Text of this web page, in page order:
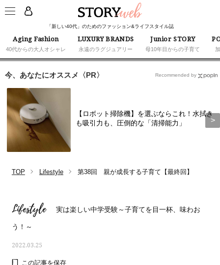
「新しい40代」のためのファッション&ライフスタイル誌
Aging Fashion
40代からの大人オシャレ
LUXURY BRANDS
永遠のラグジュアリー
Junior STORY
母10年目からの子育て
今、あなたにオススメ〈PR〉
【ロボット掃除機】を選ぶならこれ！水拭き
も吸引力も、圧倒的な「清掃能力」
Recommended by
TOP Lifestyle 第38回 親が成長する子育て【最終回】
Lifestyle 実は楽しい中学受験～子育てを目一杯、味わお
う！～
2022.03.25
この記事を保存